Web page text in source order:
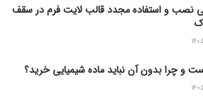
نصب و استفاده مجدد قالب لایت فرم در سقف